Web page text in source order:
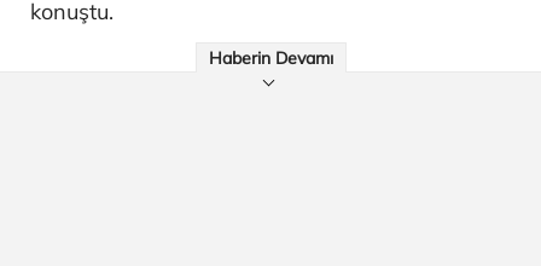
konuştu.
Haberin Devamı